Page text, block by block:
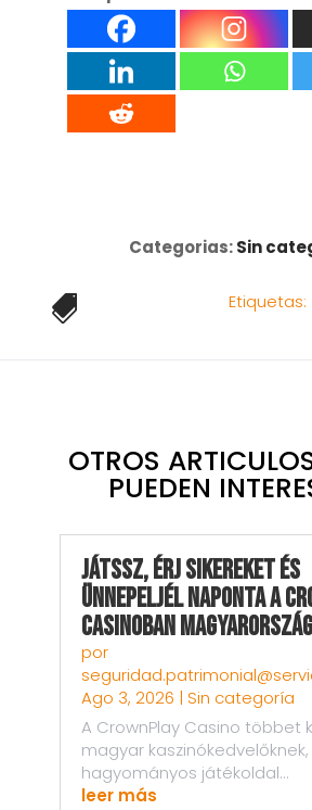
Categorias:Sin
 Etiquetas:
OTROS
PUEDEN
Játssz, Érj sikereket és
Ünnepeljél Naponta a
Casinoban
por
Ago 3, 2026 | Sin categoría
A CrownPlay Casino többet
magyar
hagyományos játékoldal...
leer más